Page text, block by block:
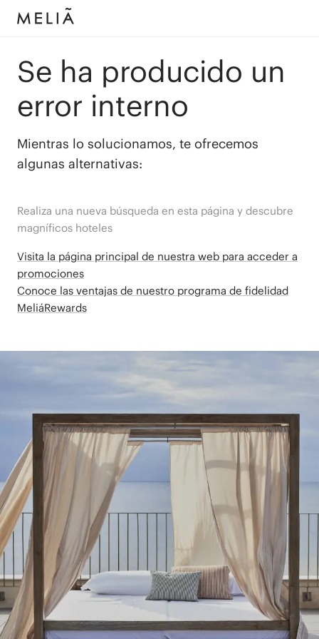
Se ha producido un
error interno
Mientras lo solucionamos, te ofrecemos
algunas alternativas:
Realiza una nueva búsqueda en esta página y descubre
magníficos hoteles
Visita la página principal de nuestra web para acceder a
promociones
Conoce las ventajas de nuestro programa de fidelidad
MeliáRewards